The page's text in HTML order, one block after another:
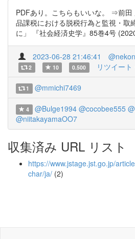
PDFあり。こちらもいいな。 ⇒前田
品課税における脱税行為と監視・
に」 『社会経済史学』85巻4号
2023-06-28 21:46:41
2 10 0.500 リツイー
1 @mmichi7469
4 @Bulge1994 @cocobee555
@niitakayamaOO7
収集済み URL リスト
https://www.jstage.jst.go.jp/
char/ja/ (2)